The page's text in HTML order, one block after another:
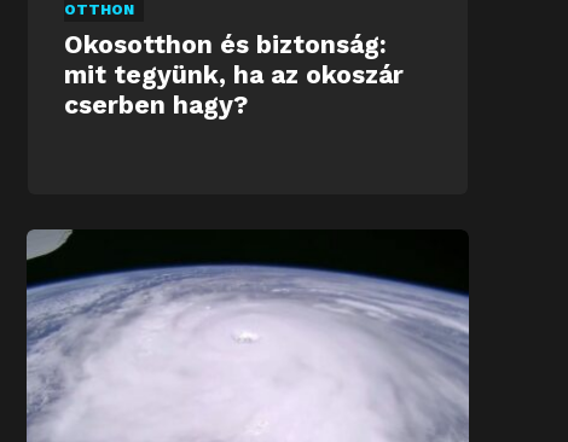
OTTHON
Okosotthon és biztonság:
mit tegyünk, ha az okoszár
cserben hagy?